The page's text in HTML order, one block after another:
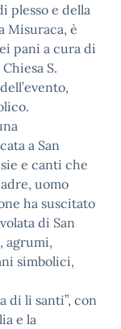
plesso e della
Misuraca, è
pani a cura di
S.
a San
e canti che
uomo
ha suscitato
di San
agrumi,
simbolici,
di li santi”, con
e la